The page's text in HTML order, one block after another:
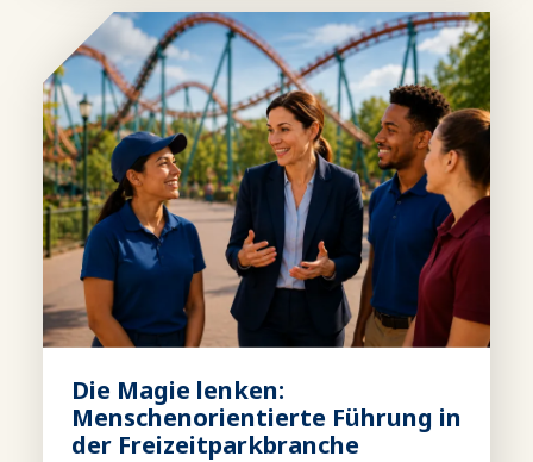
Die Magie lenken:
Menschenorientierte Führung in
der Freizeitparkbranche